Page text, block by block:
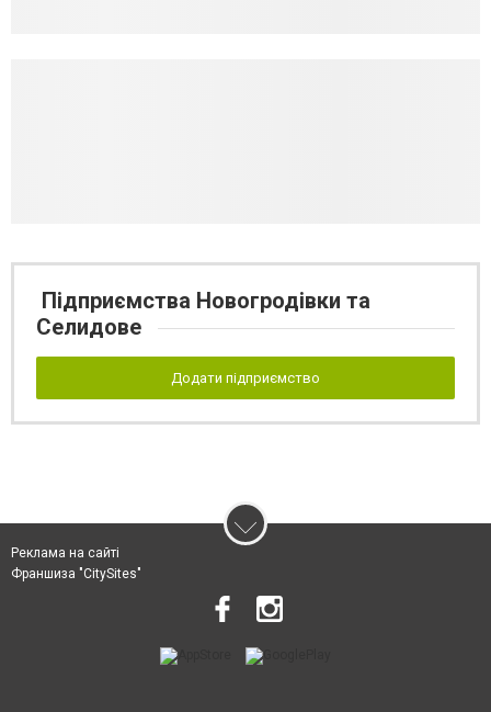
Підприємства Новогродівки та
Селидове
Додати підприємство
Реклама на сайті
Франшиза "CitySites"